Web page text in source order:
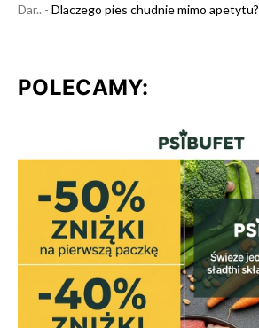
Dar.. - Dlaczego pies chudnie mimo apetytu?
POLECAMY: